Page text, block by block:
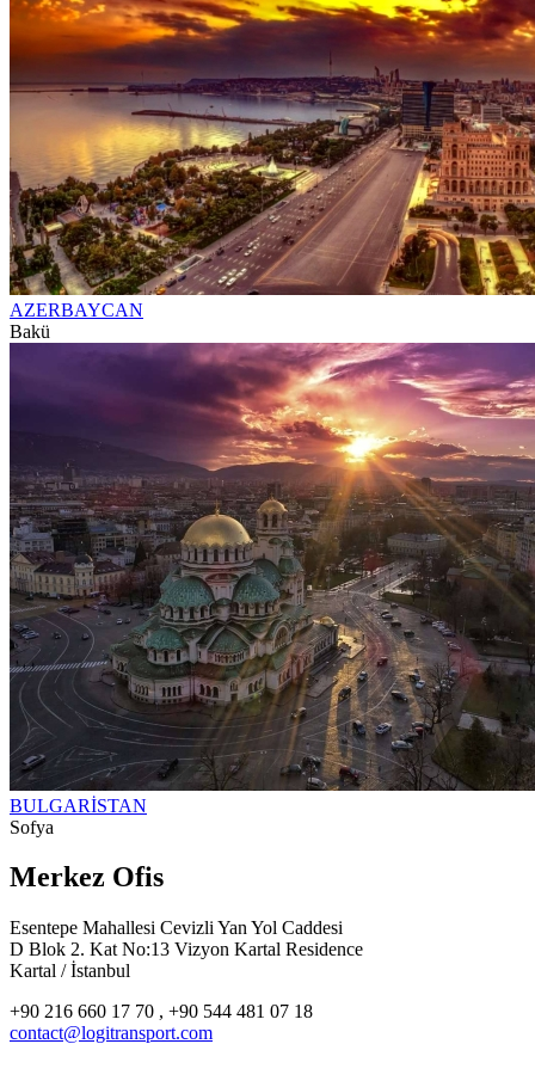
AZERBAYCAN
Bakü
BULGARİSTAN
Sofya
Merkez Ofis
Esentepe Mahallesi Cevizli Yan Yol Caddesi
D Blok 2. Kat No:13 Vizyon Kartal Residence
Kartal / İstanbul
+90 216 660 17 70 , +90 544 481 07 18
contact@logitransport.com